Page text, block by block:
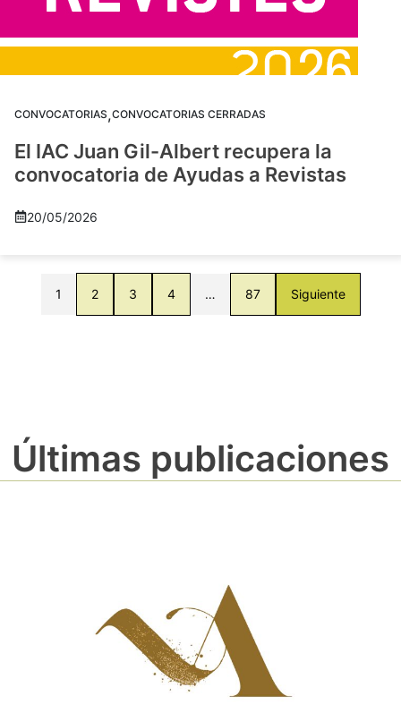
CONVOCATORIAS,CONVOCATORIAS CERRADAS
El IAC Juan Gil-Albert recupera la
convocatoria de Ayudas a Revistas
20/05/2026
1 2 3 4 … 87 Siguiente
Últimas publicaciones